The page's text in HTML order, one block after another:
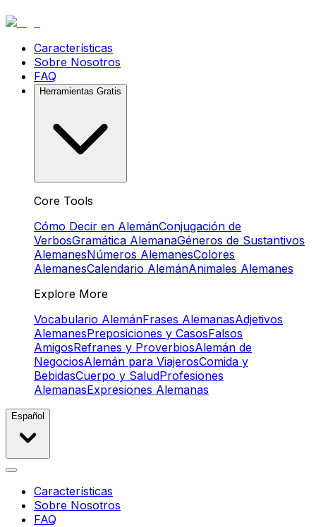
Características
Sobre Nosotros
FAQ
Herramientas Gratis
Core Tools
Cómo Decir en AlemánConjugación de
VerbosGramática AlemanaGéneros de Sustantivos
AlemanesNúmeros AlemanesColores
AlemanesCalendario AlemánAnimales Alemanes
Explore More
Vocabulario AlemánFrases AlemanasAdjetivos
AlemanesPreposiciones y CasosFalsos
AmigosRefranes y ProverbiosAlemán de
NegociosAlemán para ViajerosComida y
BebidasCuerpo y SaludProfesiones
AlemanasExpresiones Alemanas
Español
Características
Sobre Nosotros
FAQ